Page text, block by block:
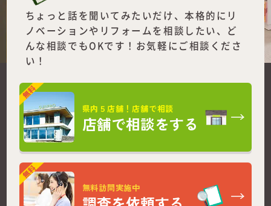
ちょっと話を聞いてみたいだけ、本格的にリ
ノベーションやリフォームを相談したい、ど
んな相談でもOKです！お気軽にご相談くださ
い！
県内５店舗！店舗で相談
店舗で相談をする
無料訪問実施中